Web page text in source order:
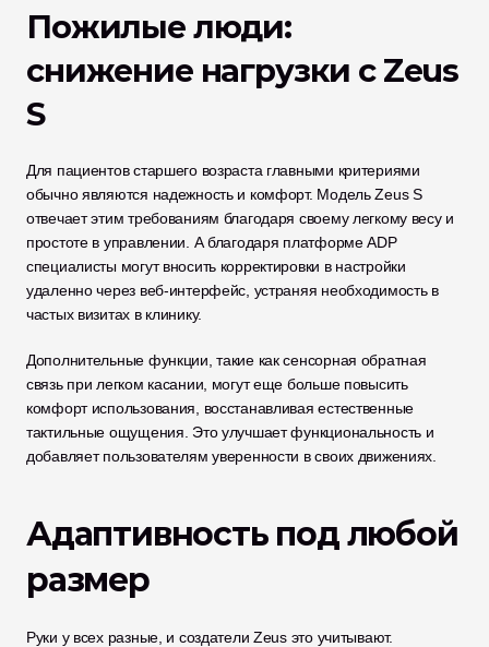
Пожилые люди:
снижение нагрузки с Zeus
S
Для пациентов старшего возраста главными критериями
обычно являются надежность и комфорт. Модель Zeus S
отвечает этим требованиям благодаря своему легкому весу и
простоте в управлении. А благодаря платформе ADP
специалисты могут вносить корректировки в настройки
удаленно через веб-интерфейс, устраняя необходимость в
частых визитах в клинику.
Дополнительные функции, такие как сенсорная обратная
связь при легком касании, могут еще больше повысить
комфорт использования, восстанавливая естественные
тактильные ощущения. Это улучшает функциональность и
добавляет пользователям уверенности в своих движениях.
Адаптивность под любой
размер
Руки у всех разные, и создатели Zeus это учитывают.